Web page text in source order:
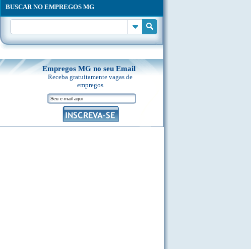
BUSCAR NO EMPREGOS MG
Empregos MG no seu Email
Receba gratuitamente vagas de
empregos